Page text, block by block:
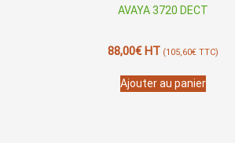
AVAYA 3720 DECT
88,00€HT (105,60€ TTC)
Ajouter au panier